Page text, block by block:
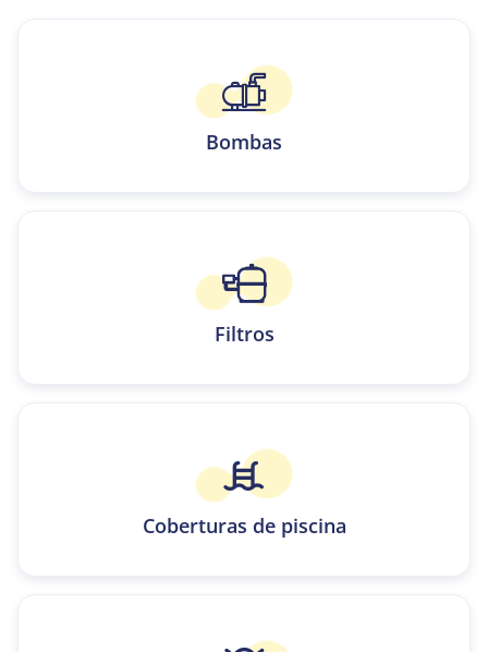
Bombas
Filtros
Coberturas de piscina